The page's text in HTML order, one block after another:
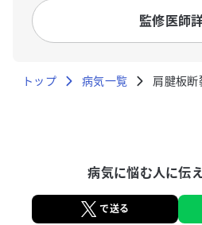
広い視点で医療を捉えなおす
2020年4月より立教大学ビジ
入学、2022年3月に卒業し
監修医師
トップ 病気一覧 肩腱板断
病気に悩む人に伝
で送る